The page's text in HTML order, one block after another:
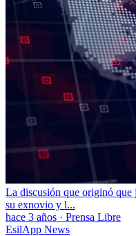
La discusión que originó que
su exnovio y l...
hace 3 años · Prensa Libre
EsilApp News